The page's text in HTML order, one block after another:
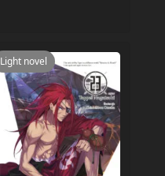
Light novel